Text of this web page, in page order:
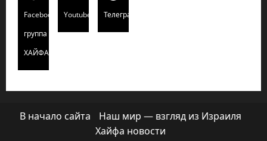
Facebook
группа
ХАЙФАИНФО
Youtube Телеграмм
В начало сайта
Наш мир — взгляд из Израиля
Хайфа новости